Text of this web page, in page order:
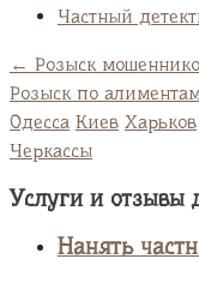
Частный
← Розыск
Розыск по
Одесса Киев Харьков
Черкассы
Услуги и отзывы
Нанять